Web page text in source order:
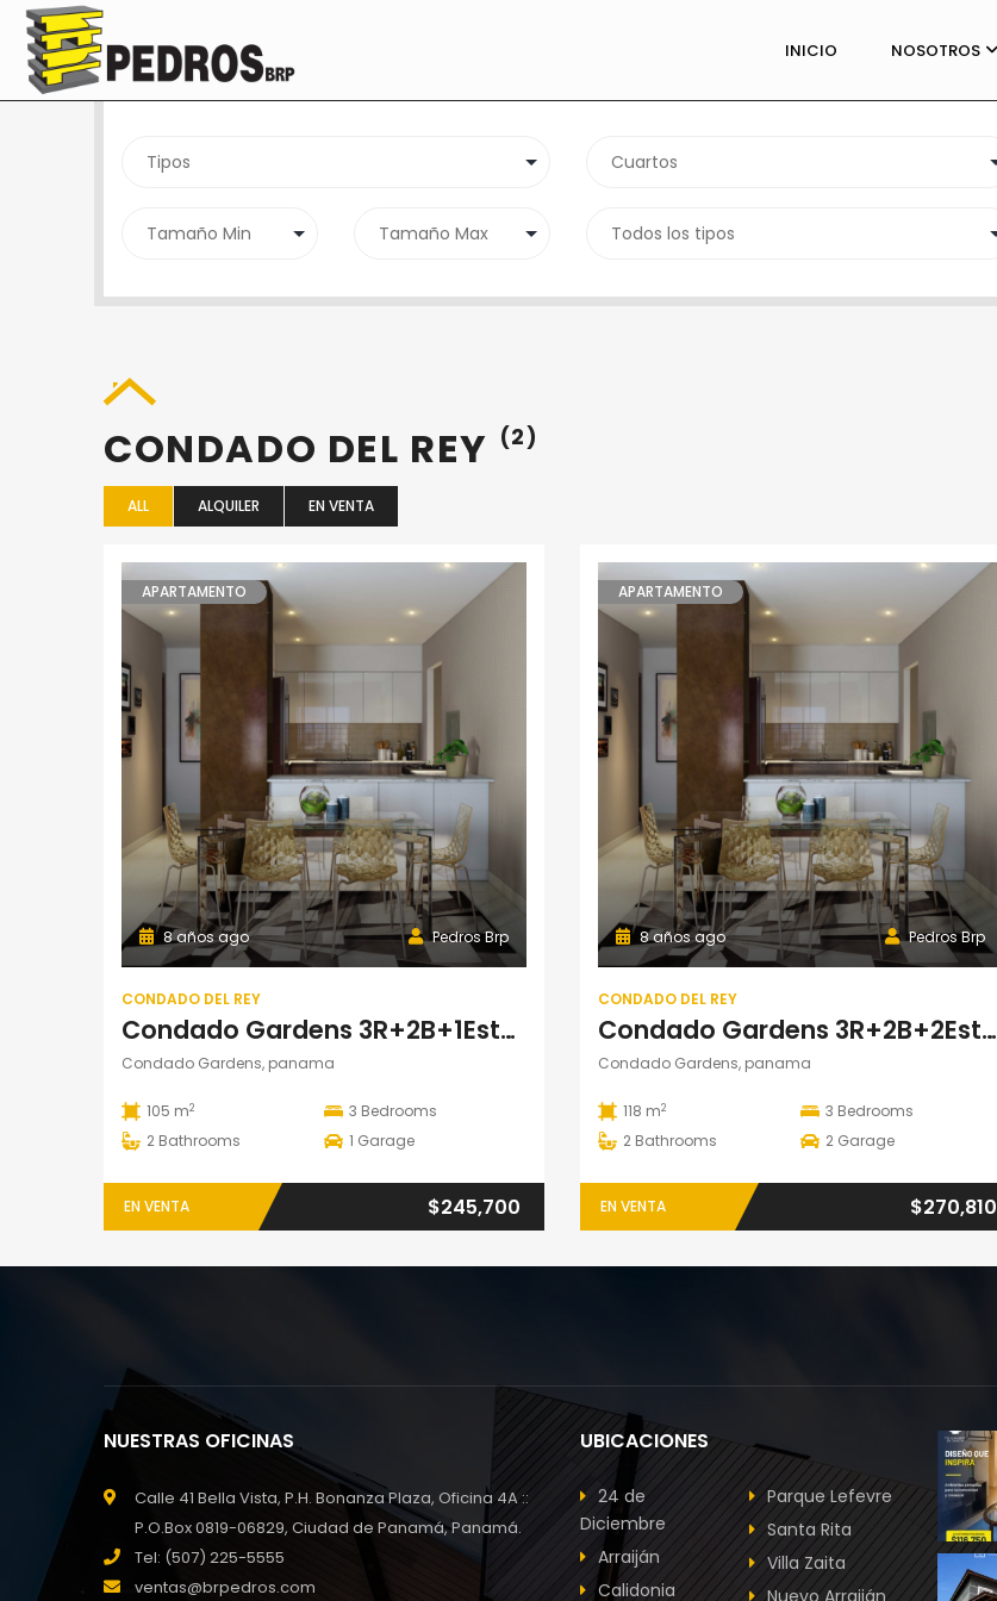
INICIO NOSOTROS
SEARCH PROPERTY
CONDADO DEL REY (2)
ALL ALQUILER EN VENTA
APARTAMENTO
Pedros Brp
8 años ago
CONDADO DEL REY
Condado Gardens 3R+2B+1Estac. Torre 100
Condado Gardens, panama
105 m2 3 Bedrooms
2 Bathrooms 1 Garage
EN VENTA $245,700
APARTAMENTO
Pedros Brp
8 años ago
CONDADO DEL REY
Condado Gardens 3R+2B+2Estac. Torre 100
Condado Gardens, panama
118 m2 3 Bedrooms
2 Bathrooms 2 Garage
EN VENTA $270,810
NUESTRAS OFICINAS
Calle 41 Bella Vista, P.H. Bonanza Plaza, Oficina 4A ::
P.O.Box 0819-06829, Ciudad de Panamá, Panamá.
Tel: (507) 225-5555
ventas@brpedros.com
UBICACIONES
24 de
Diciembre
Arraiján
Calidonia
Parque Lefevre
Santa Rita
Villa Zaita
Nuevo Arraiján